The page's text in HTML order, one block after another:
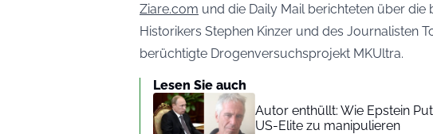
Ziare.com und die Daily Mail berichteten über
Historikers Stephen Kinzer und des Journalisten
berüchtigte Drogenversuchsprojekt MKUltra.
Lesen Sie auch
Autor enthüllt: Wie Epstein
US-Elite zu manipulieren